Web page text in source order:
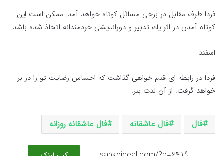
فردا طرف مقابل در برخی مسائل کوتاه خواهد آمد. ممكن است اين
كوتاه آمدن در اثر يك تدبير و دوراندیشی خردمندانه اتخاذ شده باشد.
اسفند
فردا در رابطه ای قدم خواهی گذاشت که احساس رضایت تو را در بر
خواهد گرفت. از آن لذت ببر.
فال فال عاشقانه فال عاشقانه روزانه